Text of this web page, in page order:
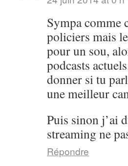
Sympa comme
policiers mais
pour un sou,
podcasts
donner si tu
une meilleur
Puis sinon j’ai
streaming ne
Répondre